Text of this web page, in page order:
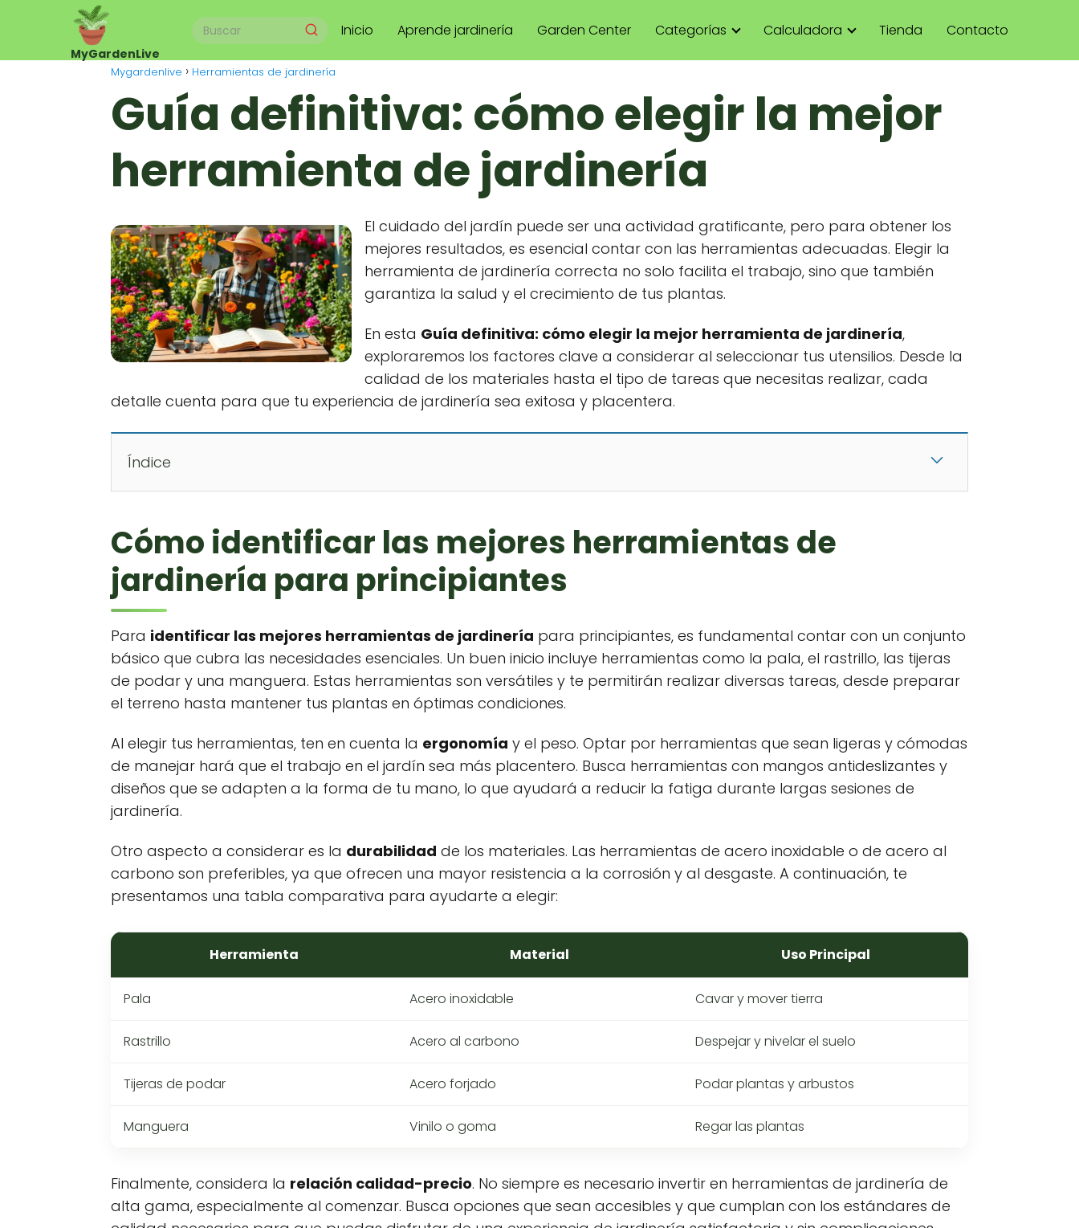
Inicio Aprende jardinería Garden Center Categorías Calculadora Tienda Contacto
Mygardenlive Herramientas de jardinería
Guía definitiva: cómo elegir la mejor
herramienta de jardinería
El cuidado del jardín puede ser una actividad gratificante, pero para obtener los
mejores resultados, es esencial contar con las herramientas adecuadas. Elegir la
herramienta de jardinería correcta no solo facilita el trabajo, sino que también
garantiza la salud y el crecimiento de tus plantas.
En esta Guía definitiva: cómo elegir la mejor herramienta de jardinería,
exploraremos los factores clave a considerar al seleccionar tus utensilios. Desde la
calidad de los materiales hasta el tipo de tareas que necesitas realizar, cada
detalle cuenta para que tu experiencia de jardinería sea exitosa y placentera.
Índice
Cómo identificar las mejores herramientas de
jardinería para principiantes
Para identificar las mejores herramientas de jardinería para principiantes, es fundamental contar con un conjunto
básico que cubra las necesidades esenciales. Un buen inicio incluye herramientas como la pala, el rastrillo, las tijeras
de podar y una manguera. Estas herramientas son versátiles y te permitirán realizar diversas tareas, desde preparar
el terreno hasta mantener tus plantas en óptimas condiciones.
Al elegir tus herramientas, ten en cuenta la ergonomía y el peso. Optar por herramientas que sean ligeras y cómodas
de manejar hará que el trabajo en el jardín sea más placentero. Busca herramientas con mangos antideslizantes y
diseños que se adapten a la forma de tu mano, lo que ayudará a reducir la fatiga durante largas sesiones de
jardinería.
Otro aspecto a considerar es la durabilidad de los materiales. Las herramientas de acero inoxidable o de acero al
carbono son preferibles, ya que ofrecen una mayor resistencia a la corrosión y al desgaste. A continuación, te
presentamos una tabla comparativa para ayudarte a elegir:
Herramienta Material Uso Principal
Pala Acero inoxidable Cavar y mover tierra
Rastrillo Acero al carbono Despejar y nivelar el suelo
Tijeras de podar Acero forjado Podar plantas y arbustos
Manguera Vinilo o goma Regar las plantas
Finalmente, considera la relación calidad-precio. No siempre es necesario invertir en herramientas de jardinería de
alta gama, especialmente al comenzar. Busca opciones que sean accesibles y que cumplan con los estándares de